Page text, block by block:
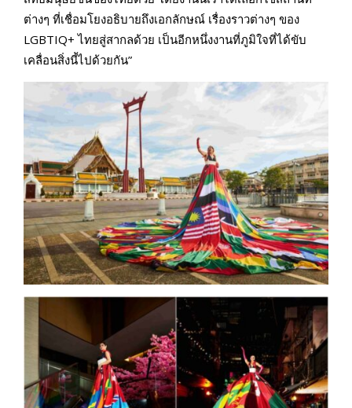
ต่างๆ ที่เชื่อมโยงอธิบายถึงเอกลักษณ์ เรื่องราวต่างๆ ของ
LGBTIQ+ ไทยสู่สากลด้วย เป็นอีกหนึ่งงานที่ภูมิใจที่ได้ขับ
เคลื่อนสิ่งนี้ไปด้วยกัน”